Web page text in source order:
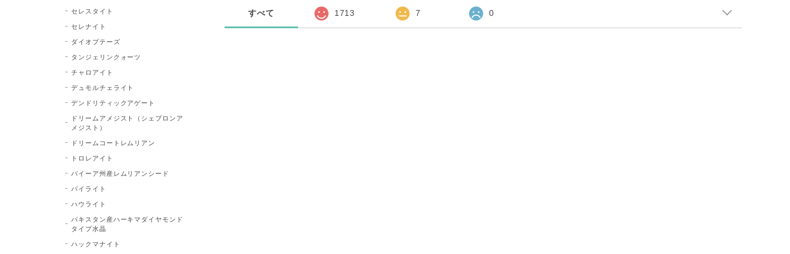
すべて 1713 7 0
セレスタイト
セレナイト
ダイオプテーズ
タンジェリンクォーツ
チャロアイト
デュモルチェライト
デンドリティックアゲート
ドリームアメジスト（シェブロンア
メジスト）
ドリームコートレムリアン
トロレアイト
バイーア州産レムリアンシード
パイライト
ハウライト
パキスタン産ハーキマダイヤモンド
タイプ水晶
ハックマナイト